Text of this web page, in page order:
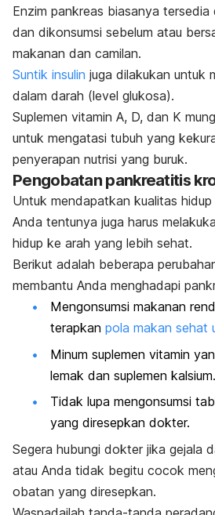
Enzim pankreas biasanya
dan dikonsumsi sebelum atau
makanan dan camilan.
Suntik insulin juga dilakukan untuk
dalam darah (level glukosa).
Suplemen vitamin A, D, dan K
untuk mengatasi tubuh yang
penyerapan nutrisi yang buruk.
Pengobatan pankreatitis
Untuk mendapatkan kualitas
Anda tentunya juga harus
hidup ke arah yang lebih sehat.
Berikut adalah beberapa
membantu Anda menghadapi
Mengonsumsi makanan
terapkan pola makan sehat
Minum suplemen vitamin
lemak dan suplemen kalsium.
Tidak lupa mengonsumsi
yang diresepkan dokter.
Segera hubungi dokter jika gejala
atau Anda tidak begitu cocok
obatan yang diresepkan.